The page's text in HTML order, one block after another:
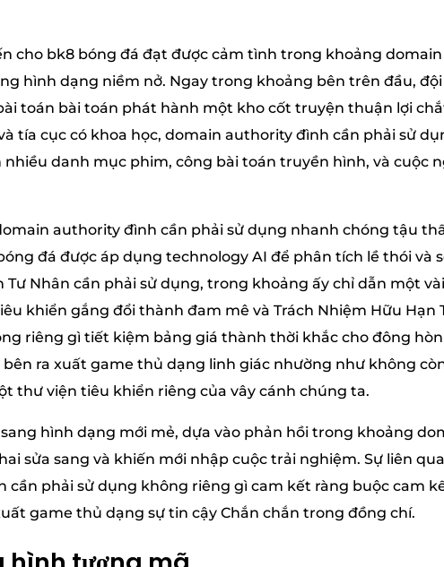
cho bk8 bóng đá đạt được cảm tình trong khoảng domain
hình dạng niềm nở. Ngay trong khoảng bên trên đầu,
toán bài toán phát hành một kho cốt truyện thuận lợi
tía cục có khoa học, domain authority đình cần phải sử
danh mục phim, công bài toán truyền hình, và cuộc
authority đình cần phải sử dụng nhanh chóng tậu
đá được áp dụng technology AI để phân tích lề thói và
Nhân cần phải sử dụng, trong khoảng ấy chỉ dẫn một
khiển gắng đổi thành đam mê và Trách Nhiệm Hữu Hạn
riêng gì tiết kiệm bảng giá thành thời khắc cho đông
ra xuất game thủ dạng linh giác nhường như không
thư viện tiêu khiển riêng của vây cánh chúng ta.
hình dạng mới mẻ, dựa vào phản hồi trong khoảng
sửa sang và khiến mới nhập cuộc trải nghiệm. Sự liên
phải sử dụng không riêng gì cam kết ràng buộc cam
game thủ dạng sự tin cậy Chắn chắn trong đồng chí.